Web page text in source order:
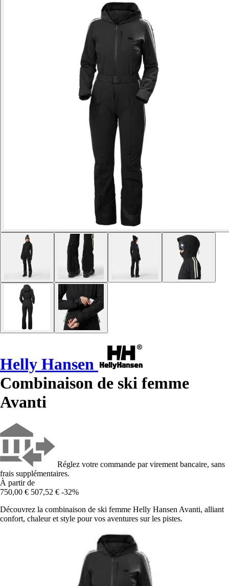
Helly Hansen
Combinaison de ski femme
Avanti
Réglez votre commande par virement bancaire, sans
frais supplémentaires.
À partir de
750,00 € 507,52 € -32%
Découvrez la combinaison de ski femme Helly Hansen Avanti, alliant
confort, chaleur et style pour vos aventures sur les pistes.